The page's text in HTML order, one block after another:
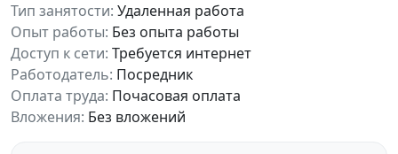
Тип занятости: Удаленная работа
Опыт работы: Без опыта работы
Доступ к сети: Требуется интернет
Работодатель: Посредник
Оплата труда: Почасовая оплата
Вложения: Без вложений